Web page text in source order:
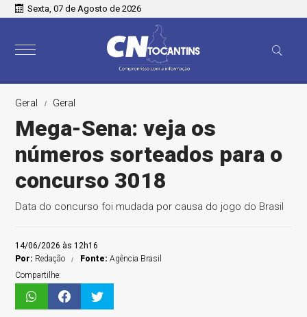
Sexta, 07 de Agosto de 2026
Geral Geral
Mega-Sena: veja os
números sorteados para o
concurso 3018
Data do concurso foi mudada por causa do jogo do Brasil
14/06/2026 às 12h16
Por: Redação Fonte:Agência Brasil
Compartilhe: